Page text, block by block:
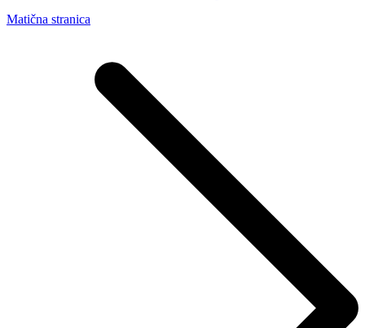
Matična stranica